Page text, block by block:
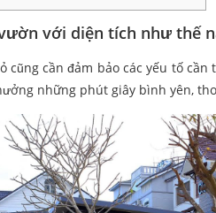
với diện tích như thế
cần đảm bảo các yếu tố
những phút giây bình yên,